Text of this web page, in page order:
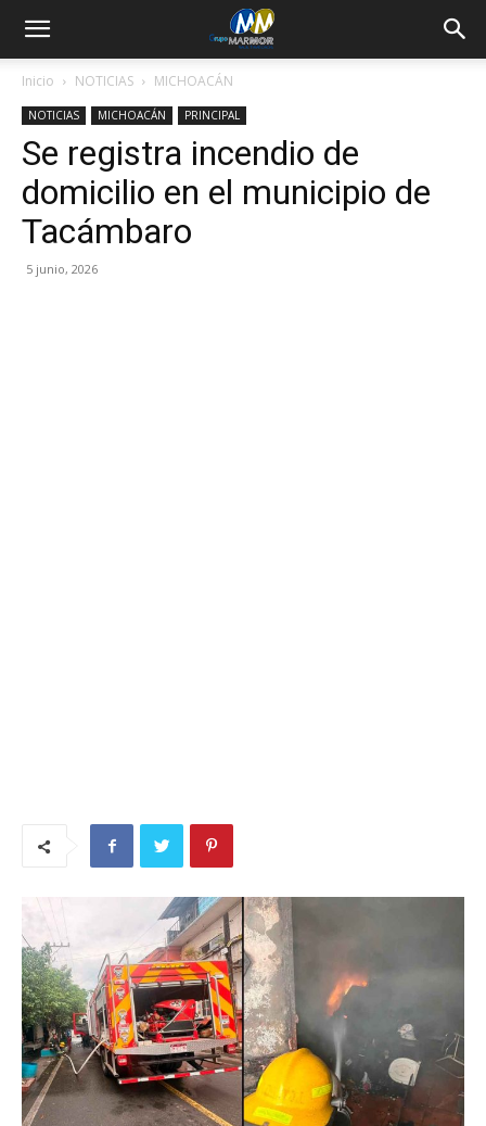
Inicio NOTICIAS MICHOACÁN
NOTICIAS MICHOACÁN PRINCIPAL
Se registra incendio de
domicilio en el municipio de
Tacámbaro
5 junio, 2026